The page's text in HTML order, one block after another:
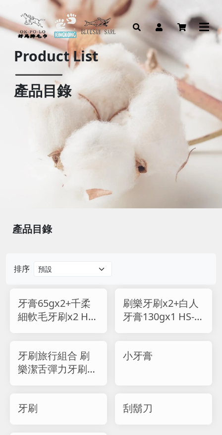
Product List
產品目錄
排序
牙膏65gx2+千柔
細軟毛牙刷x2 HS-
刷樂牙刷x2+白人
牙膏130gx1 HS-
牙刷旅行組合 刷
樂潔舌彈力牙刷
小牙膏
牙刷 刮鬍刀
產品目錄